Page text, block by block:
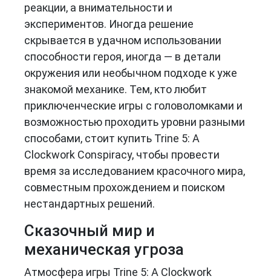
реакции, а внимательности и
экспериментов. Иногда решение
скрывается в удачном использовании
способности героя, иногда — в детали
окружения или необычном подходе к уже
знакомой механике. Тем, кто любит
приключенческие игры с головоломками и
возможностью проходить уровни разными
способами, стоит купить Trine 5: A
Clockwork Conspiracy, чтобы провести
время за исследованием красочного мира,
совместным прохождением и поиском
нестандартных решений.
Сказочный мир и
механическая угроза
Атмосфера игры Trine 5: A Clockwork